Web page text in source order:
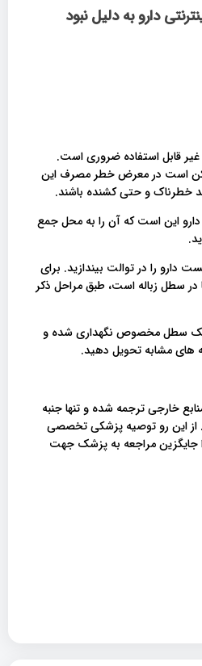
دارو به دلیل نبود
قابل استفاده ضروری است.
است در معرض خطر مصرف این
خطرناک و حتی کشنده باشند.
دارو این است که آن را به محل جمع
دارو را در توالت بیندازید. برای
در سطل زباله است، طبق مراحل ذکر
یک سطل مخصوص نگهداری شده و
های مشابه تحویل دهید.
خارجی ترجمه شده و تنها جنبه
از این رو توصیه پزشکی تخصصی
جایگزین مراجعه به پزشک جهت